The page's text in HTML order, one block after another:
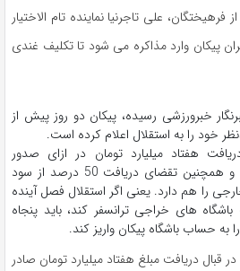
فرهیختگان، علی تاجرنیا نماینده تام الاختیار
پیکان وارد مذاکره می شود تا تکلیف غندی
خبرورزشی رسیده، پیکان دو روز پیش از
خود را به استقلال اعلام کرده است.
هفتاد میلیارد تومان در ازای صدور
رضایتنامه رضا غندی پور است و همچنین تقضای دریافت 50 درصد از سود
را هم دارد. یعنی اگر استقلال فصل آینده
های خراجی ترانسفر کند، باید پنجاه
به حساب باشگاه پیکان واریز کند.
قبال دریافت مبلغ هفتاد میلیارد تومان صادر